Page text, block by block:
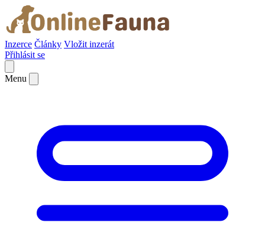
Inzerce Články Vložit inzerát
Přihlásit se
Menu